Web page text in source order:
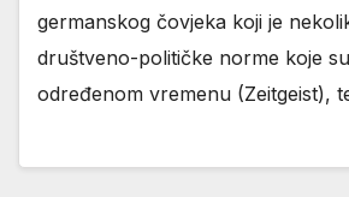
germanskog čovjeka koji je
društveno-političke norme koje
određenom vremenu (Zeitgeist),